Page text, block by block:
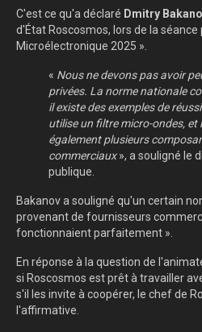
C'est ce qu'a déclaré Dmitry
d'État Roscosmos, lors de la
Microélectronique 2025 ».
« Nous ne devons pas avoir
privées. La norme nationale
il existe des exemples de
utilise un filtre micro-ondes, et
également plusieurs
commerciaux», a souligné le
publique.
Bakanov a souligné qu'un certain
provenant de fournisseurs
fonctionnaient parfaitement ».
En réponse à la question de
si Roscosmos est prêt à travailler
s'il les invite à coopérer, le chef de
l'affirmative.